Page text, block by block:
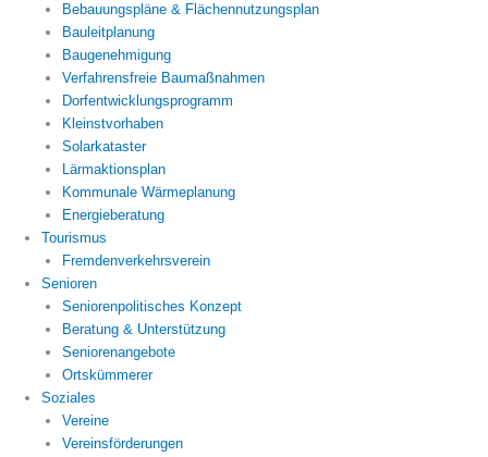
Bebauungspläne & Flächennutzungsplan
Bauleitplanung
Baugenehmigung
Verfahrensfreie Baumaßnahmen
Dorfentwicklungsprogramm
Kleinstvorhaben
Solarkataster
Lärmaktionsplan
Kommunale Wärmeplanung
Energieberatung
Tourismus
Fremdenverkehrsverein
Senioren
Seniorenpolitisches Konzept
Beratung & Unterstützung
Seniorenangebote
Ortskümmerer
Soziales
Vereine
Vereinsförderungen